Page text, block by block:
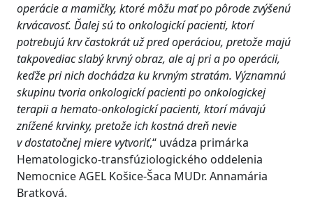
operácie a mamičky, ktoré môžu mať po pôrode zvýšenú
krvácavosť. Ďalej sú to onkologickí pacienti, ktorí
potrebujú krv častokrát už pred operáciou, pretože majú
takpovediac slabý krvný obraz, ale aj pri a po operácii,
keďže pri nich dochádza ku krvným stratám. Významnú
skupinu tvoria onkologickí pacienti po onkologickej
terapii a hemato-onkologickí pacienti, ktorí mávajú
znížené krvinky, pretože ich kostná dreň nevie
v dostatočnej miere vytvoriť,“ uvádza primárka
Hematologicko-transfúziologického oddelenia
Nemocnice AGEL Košice-Šaca MUDr. Annamária
Bratková.